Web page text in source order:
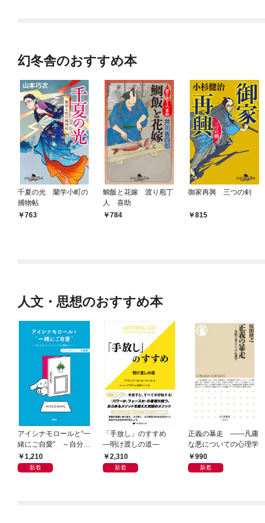
幻冬舎のおすすめ本
千夏の光 蘭学小町の
捕物帖
763
鯛飯と花嫁 渡り庖丁
人 喜助
784
御家再興 三つの剣
815
人文・思想のおすすめ本
アイシナモロールと“一
緒にご自愛” ～自分を
好きになるための56の
コツ～
1,210
新着
「手放し」のすすめ
―明け渡しの道―
2,310
新着
正義の暴走 ――凡庸
な悪についての心理学
990
新着